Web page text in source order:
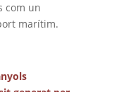
com un
marítim.